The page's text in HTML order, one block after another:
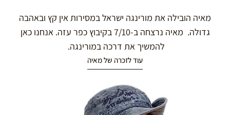
מאיה הובילה את מורינגה ישראל במסירות אין קץ ובאהבה
גדולה. מאיה נרצחה ב-7/10 בקיבוץ כפר עזה. אנחנו כאן
להמשיך את דרכה במורינגה.
עוד לזכרה של מאיה